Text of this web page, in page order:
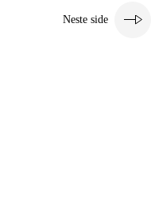
Neste side